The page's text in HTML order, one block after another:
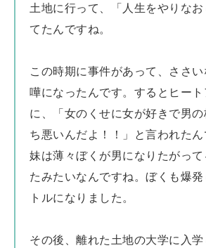
土地に行って、「人生をやりな
てたんですね。
この時期に事件があって、ささ
嘩になったんです。するとヒー
に、「女のくせに女が好きで男
ち悪いんだよ！！」と言われたん
妹は薄々ぼくが男になりたがっ
たみたいなんですね。ぼくも爆
トルになりました。
その後、離れた土地の大学に入